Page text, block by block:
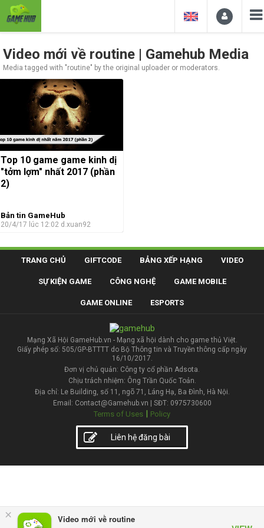
× Video mới về routine
Video mới về routine | Gamehub Media
Media tagged with "routine" by the original uploader or moderators.
Top 10 game game kinh dị
"tởm lợm" nhất 2017 (phần
2)
Bản tin GameHub
20/4/17 lúc 12:02 d.xuan92
TRANG CHỦ GIFTCODE BẢNG XẾP HẠNG VIDEO
SỰ KIỆN GAME CÔNG NGHỆ GAME MOBILE
GAME ONLINE ESPORTS
Mạng Xã Hội GameHub.vn - Mạng xã hội dành cho game thủ Việt.
Giấy phép số: 505/GP-BTTTT do Bộ Thông tin và Truyền thông cấp ngày
16/10/2017.
Đơn vị chủ quản: Công ty cổ phần Adsota.
Chịu trách nhiệm: Ông Trần Quốc Toản.
Địa chỉ: Le Building, số 11, ngõ 71, Láng Hạ, Ba Đình, Hà Nội.
Email: Contact@Gamehub.vn | SĐT: 0975730600
Terms of Uses | Policy
Liên hệ đăng bài